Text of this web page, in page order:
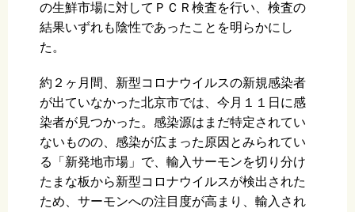
の生鮮市場に対してＰＣＲ検査を行い、検査の
結果いずれも陰性であったことを明らかにし
た。
約２ヶ月間、新型コロナウイルスの新規感染者
が出ていなかった北京市では、今月１１日に感
染者が見つかった。感染源はまだ特定されてい
ないものの、感染が広まった原因とみられてい
る「新発地市場」で、輸入サーモンを切り分け
たまな板から新型コロナウイルスが検出された
ため、サーモンへの注目度が高まり、輸入され